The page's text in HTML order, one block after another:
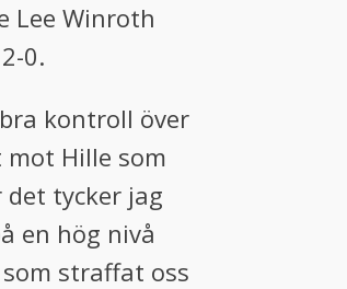
Lee Winroth
0.
kontroll över
Hille som
tycker jag
en hög nivå
straffat oss